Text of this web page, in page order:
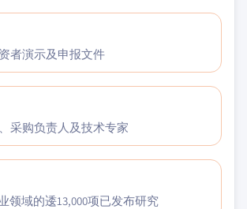
者演示及申报文件
采购负责人及技术专家
领域的逶13,000项已发布研究